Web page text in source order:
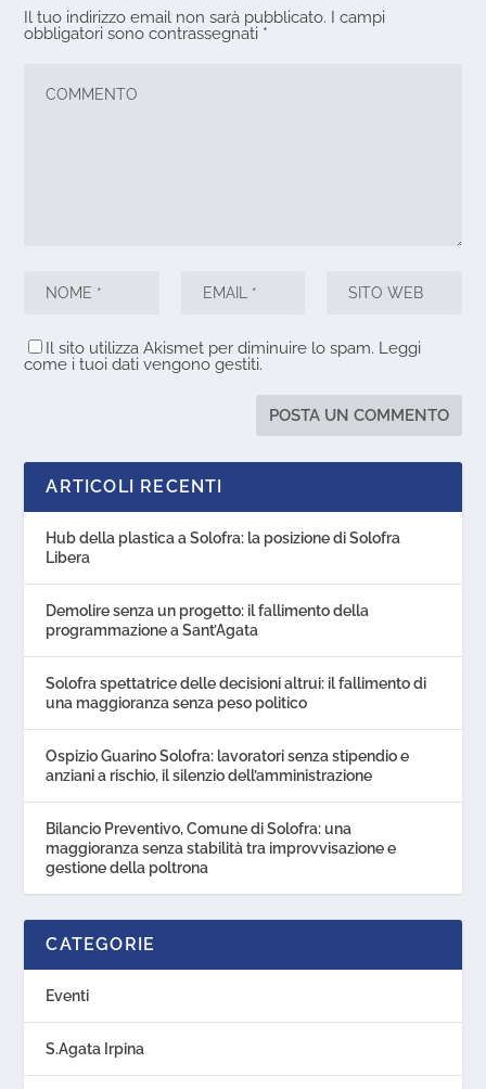
Il tuo indirizzo email non sarà pubblicato. I campi
obbligatori sono contrassegnati *
Il sito utilizza Akismet per diminuire lo spam. Leggi
come i tuoi dati vengono gestiti.
ARTICOLI RECENTI
Hub della plastica a Solofra: la posizione di Solofra
Libera
Demolire senza un progetto: il fallimento della
programmazione a Sant’Agata
Solofra spettatrice delle decisioni altrui: il fallimento di
una maggioranza senza peso politico
Ospizio Guarino Solofra: lavoratori senza stipendio e
anziani a rischio, il silenzio dell’amministrazione
Bilancio Preventivo, Comune di Solofra: una
maggioranza senza stabilità tra improvvisazione e
gestione della poltrona
CATEGORIE
Eventi
S.Agata Irpina